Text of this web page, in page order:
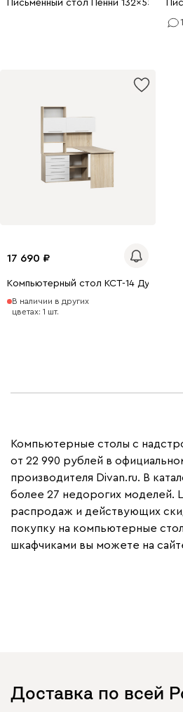
Письменный стол Пенни 132x55
1
17 690
Компьютерный стол КСТ-14 Дуб
В наличии в других
цветах: 1 шт.
Компьютерные столы с
от 22 990 рублей в
производителя Divan.ru. В
более 27 недорогих моделей.
распродаж и действующих
покупку на компьютерные
шкафчиками вы можете на
Доставка по всей